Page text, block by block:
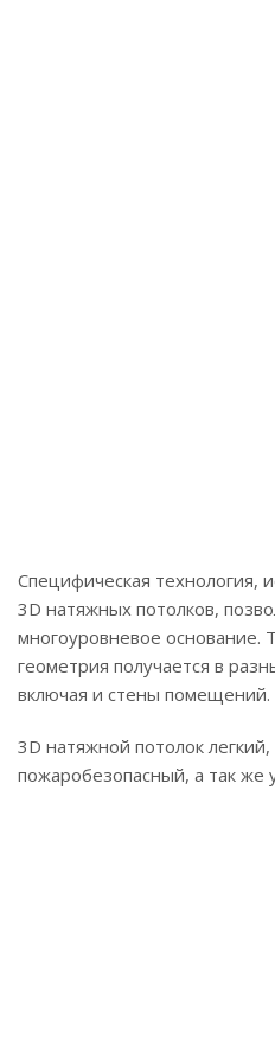
Специфическая технология,
3D натяжных потолков,
многоуровневое основание.
геометрия получается в
включая и стены помещений.
3D натяжной потолок
пожаробезопасный, а так же